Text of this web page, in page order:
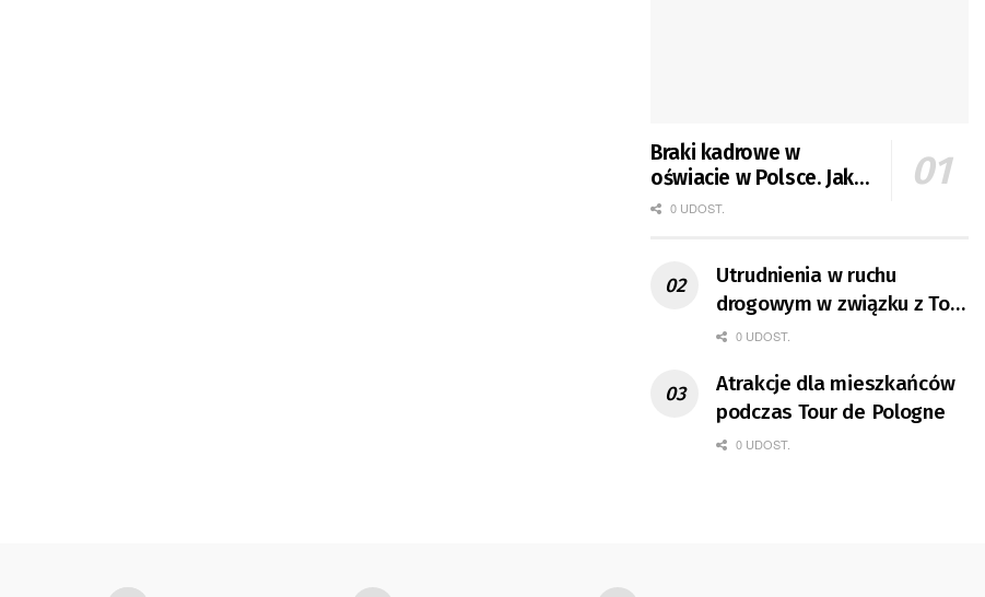
Braki kadrowe w
oświacie w Polsce. Jak
jest w Gorzowie?
0 UDOST.
Utrudnienia w ruchu
drogowym w związku z Tour
de Pologne
0 UDOST.
Atrakcje dla mieszkańców
podczas Tour de Pologne
0 UDOST.